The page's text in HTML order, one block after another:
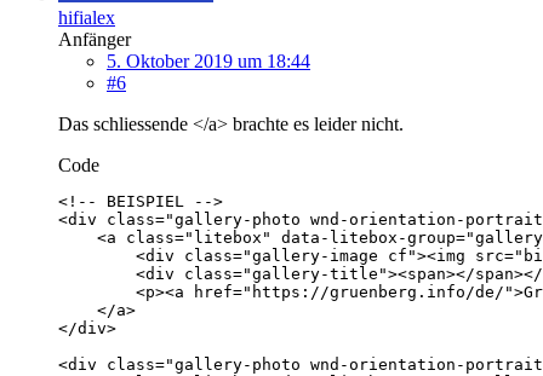
hifialex
Anfänger
5. Oktober 2019 um 18:44
#6
Das schliessende </a> brachte es leider nicht.
Code